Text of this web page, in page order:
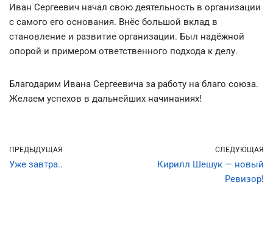
Иван Сергеевич начал свою деятельность в организации
с самого его основания. Внёс большой вклад в
становление и развитие организации. Был надёжной
опорой и примером ответственного подхода к делу.
Благодарим Ивана Сергеевича за работу на благо союза.
Желаем успехов в дальнейших начинаниях!
ПРЕДЫДУЩАЯ
Уже завтра..
СЛЕДУЮЩАЯ
Кирилл Шешук — новый
Ревизор!